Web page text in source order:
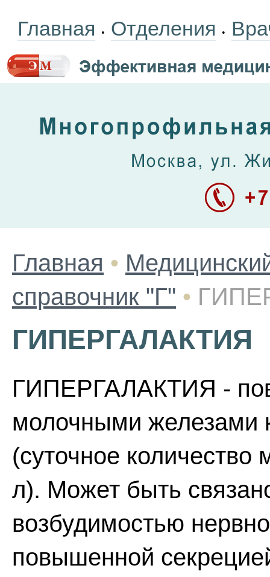
Главная • Отделения •
Главная •
справочник "Г" •
ГИПЕРГАЛАКТИЯ
ГИПЕРГАЛАКТИЯ -
молочными
(суточное количество
л). Может быть
возбудимостью
повышенной